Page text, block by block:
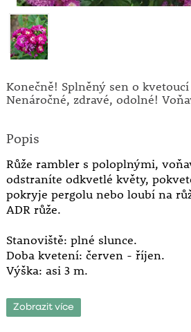
Konečně! Splněný sen o
Nenáročné, zdravé, odolné!
Popis
Růže rambler s poloplnými,
odstraníte odkvetlé květy,
pokryje pergolu nebo loubí na
ADR růže.
Stanoviště: plné slunce.
Doba kvetení: červen - říjen.
Výška: asi 3 m.
Ramblery pocházejí z Anglie,
zahrad. Jsou to vysoké, naprosto
Zobrazit více